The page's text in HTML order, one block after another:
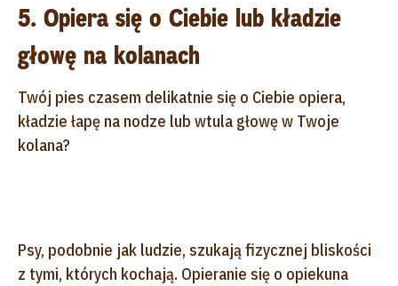
5. Opiera się o Ciebie lub kładzie
głowę na kolanach
Twój pies czasem delikatnie się o Ciebie opiera,
kładzie łapę na nodze lub wtula głowę w Twoje
kolana?
Psy, podobnie jak ludzie, szukają fizycznej bliskości
z tymi, których kochają. Opieranie się o opiekuna